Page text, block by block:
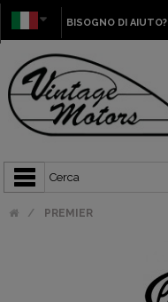
BISOGNO DI AIUTO?
PREMIER